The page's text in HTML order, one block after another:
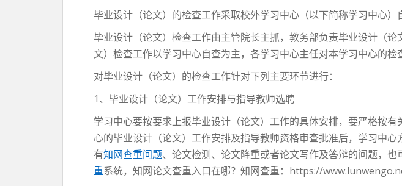
毕业设计（论文）的检查工作采取校外学习中心（以下简称学习中心）
毕业设计（论文）检查工作由主管院长主抓，教务部负责毕业设计（
文）检查工作以学习中心自查为主，各学习中心主任对本学习中心的检
对毕业设计（论文）的检查工作针对下列主要环节进行：
1、毕业设计（论文）工作安排与指导教师选聘
学习中心要按要求上报毕业设计（论文）工作的具体安排，要严格按
心的毕业设计（论文）工作安排及指导教师资格审查批准后，学习中
有知网查重问题、论文检测、论文降重或者论文写作及答辩的问题，
重系统，知网论文查重入口在哪？知网查重：https://